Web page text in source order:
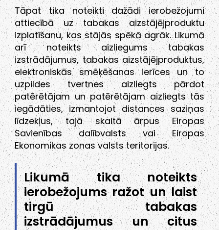
Tāpat tika noteikti dažādi ierobežojumi
attiecībā uz tabakas aizstājējproduktu
izplatīšanu, kas stājās spēkā agrāk. Likumā
arī noteikts aizliegums tabakas
izstrādājumus, tabakas aizstājējproduktus,
elektroniskās smēķēšanas ierīces un to
uzpildes tvertnes aizliegts pārdot
patērētājam un patērētājam aizliegts tās
iegādāties, izmantojot distances saziņas
līdzekļus, tajā skaitā ārpus Eiropas
Savienības dalībvalsts vai Eiropas
Ekonomikas zonas valsts teritorijas.
Likumā tika noteikts
ierobežojums ražot un laist
tirgū tabakas
izstrādājumus un citus